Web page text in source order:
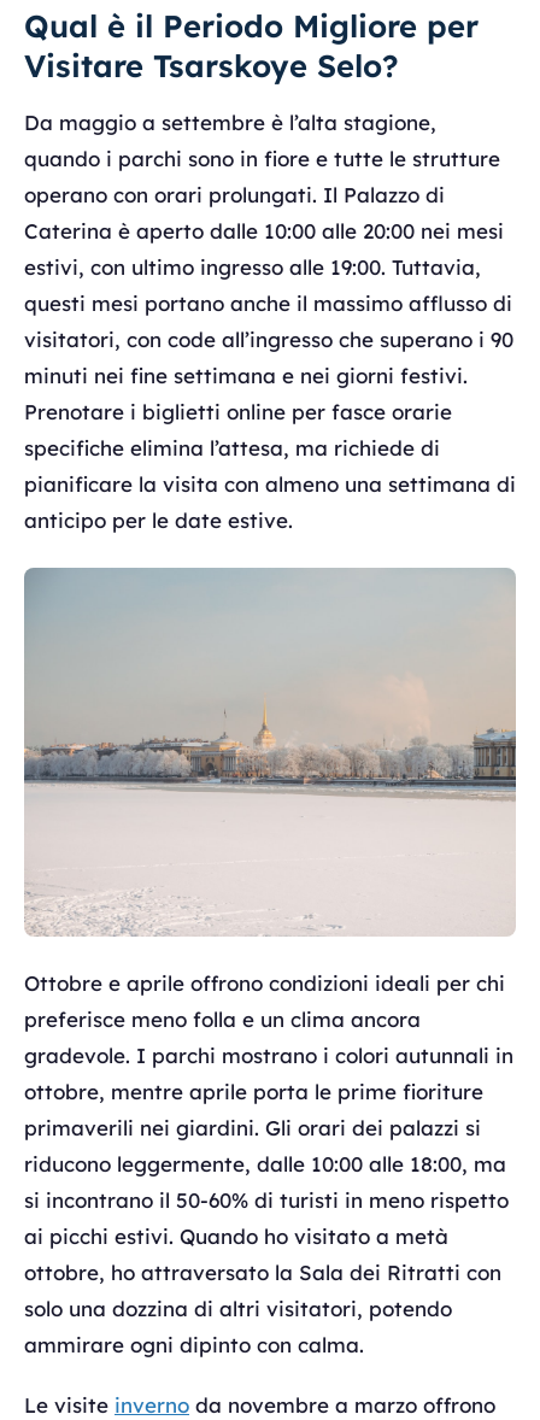
Qual è il Periodo Migliore per
Visitare Tsarskoye Selo?
Da maggio a settembre è l’alta stagione,
quando i parchi sono in fiore e tutte le strutture
operano con orari prolungati. Il Palazzo di
Caterina è aperto dalle 10:00 alle 20:00 nei mesi
estivi, con ultimo ingresso alle 19:00. Tuttavia,
questi mesi portano anche il massimo afflusso di
visitatori, con code all’ingresso che superano i 90
minuti nei fine settimana e nei giorni festivi.
Prenotare i biglietti online per fasce orarie
specifiche elimina l’attesa, ma richiede di
pianificare la visita con almeno una settimana di
anticipo per le date estive.
Ottobre e aprile offrono condizioni ideali per chi
preferisce meno folla e un clima ancora
gradevole. I parchi mostrano i colori autunnali in
ottobre, mentre aprile porta le prime fioriture
primaverili nei giardini. Gli orari dei palazzi si
riducono leggermente, dalle 10:00 alle 18:00, ma
si incontrano il 50-60% di turisti in meno rispetto
ai picchi estivi. Quando ho visitato a metà
ottobre, ho attraversato la Sala dei Ritratti con
solo una dozzina di altri visitatori, potendo
ammirare ogni dipinto con calma.
Le visite inverno da novembre a marzo offrono